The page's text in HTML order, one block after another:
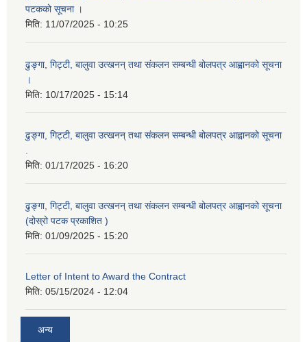
पटकको सूचना ।
मिति: 11/07/2025 - 10:25
ढुङ्गा, गिट्टी, बालुवा उत्खनन् तथा संकलन सम्बन्धी बोलपत्र आह्वानको सूचना
।
मिति: 10/17/2025 - 15:14
ढुङ्गा, गिट्टी, बालुवा उत्खनन् तथा संकलन सम्बन्धी बोलपत्र आह्वानको सूचना
मिति: 01/17/2025 - 16:20
ढुङ्गा, गिट्टी, बालुवा उत्खनन् तथा संकलन सम्बन्धी बोलपत्र आह्वानको सूचना
(दोस्रो पटक प्रकाशित )
मिति: 01/09/2025 - 15:20
Letter of Intent to Award the Contract
मिति: 05/15/2024 - 12:04
अन्य